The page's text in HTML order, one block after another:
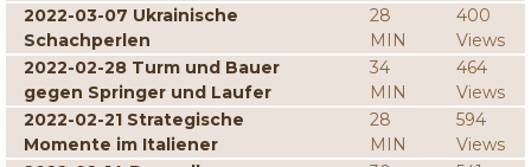
2022-03-07 Ukrainische
Schachperlen
28
MIN
400
Views
2022-02-28 Turm und Bauer
gegen Springer und Laufer
34
MIN
464
Views
2022-02-21 Strategische
Momente im Italiener
28
MIN
594
Views